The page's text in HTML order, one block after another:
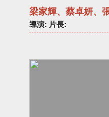
梁家輝、蔡卓妍、
導演: 片長: